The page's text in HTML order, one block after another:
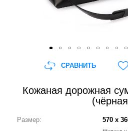
Кожаная дорожная
Размер: 570 x
СРАВНИТЬ